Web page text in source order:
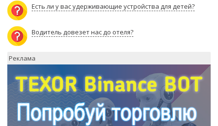
Есть ли у вас удерживающие устройства для детей?
Водитель довезет нас до отеля?
Реклама